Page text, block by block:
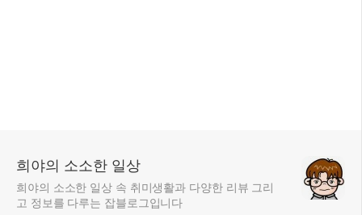
희야의 소소한 일상
희야의 소소한 일상 속 취미생활과 다양한 리뷰 그리
고 정보를 다루는 잡블로그입니다